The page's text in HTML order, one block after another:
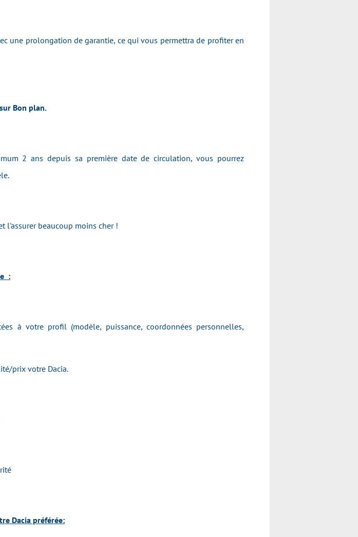
une prolongation de garantie, ce qui vous permettra de profiter en
Bon plan.
2 ans depuis sa première date de circulation, vous pourrez
l'assurer beaucoup moins cher !
:
à votre profil (modèle, puissance, coordonnées personnelles,
prix votre Dacia.
Dacia préférée: